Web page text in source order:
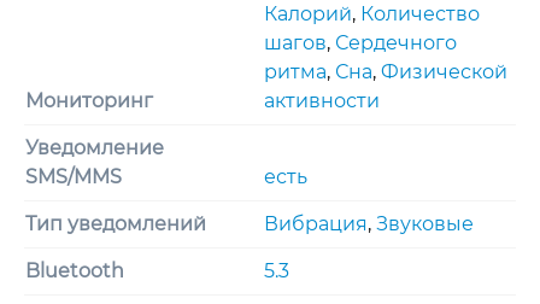
Мониторинг
Калорий, Количество
шагов, Сердечного
ритма, Сна, Физической
активности
Уведомление
SMS/MMS
есть
Тип уведомлений Вибрация, Звуковые
Bluetooth 5.3